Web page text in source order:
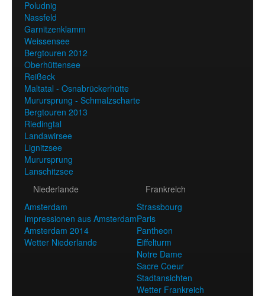
Poludnig
Nassfeld
Garnitzenklamm
Weissensee
Bergtouren 2012
Oberhüttensee
Reißeck
Maltatal - Osnabrückerhütte
Murursprung - Schmalzscharte
Bergtouren 2013
Riedingtal
Landawirsee
Lignitzsee
Murursprung
Lanschitzsee
Niederlande
Amsterdam
Impressionen aus Amsterdam
Amsterdam 2014
Wetter Niederlande
Frankreich
Strassbourg
Paris
Pantheon
Eiffelturm
Notre Dame
Sacre Coeur
Stadtansichten
Wetter Frankreich